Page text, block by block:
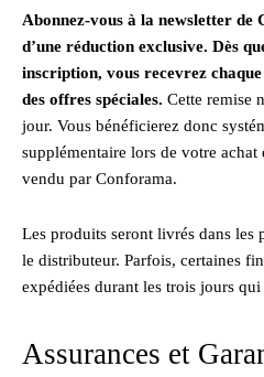
Abonnez-vous à la newsletter de
d’une réduction exclusive. Dès
inscription, vous recevrez
des offres spéciales. Cette remise
jour. Vous bénéficierez donc
supplémentaire lors de votre
vendu par Conforama.
Les produits seront livrés dans les
le distributeur. Parfois, certaines
expédiées durant les trois jours
Assurances et